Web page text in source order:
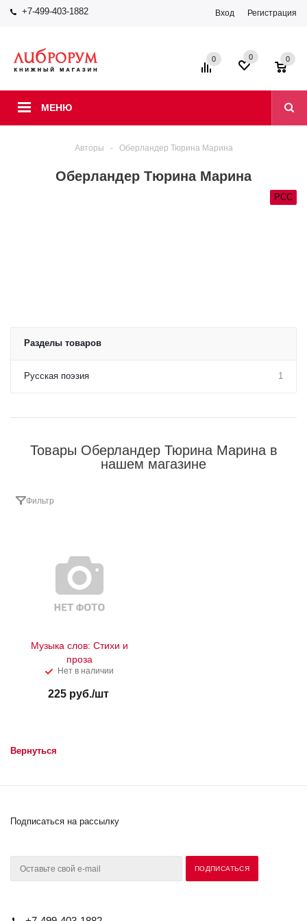
+7-499-403-1882 Вход Регистрация
МЕНЮ
0 0 0
Авторы - Оберландер Тюрина Марина
Оберландер Тюрина Марина
РСС
Разделы товаров
Русская поэзия 1
Товары Оберландер Тюрина Марина в
нашем магазине
Фильтр
Музыка слов: Стихи и
проза
Нет в наличии
225руб./шт
Вернуться
Подписаться на рассылку